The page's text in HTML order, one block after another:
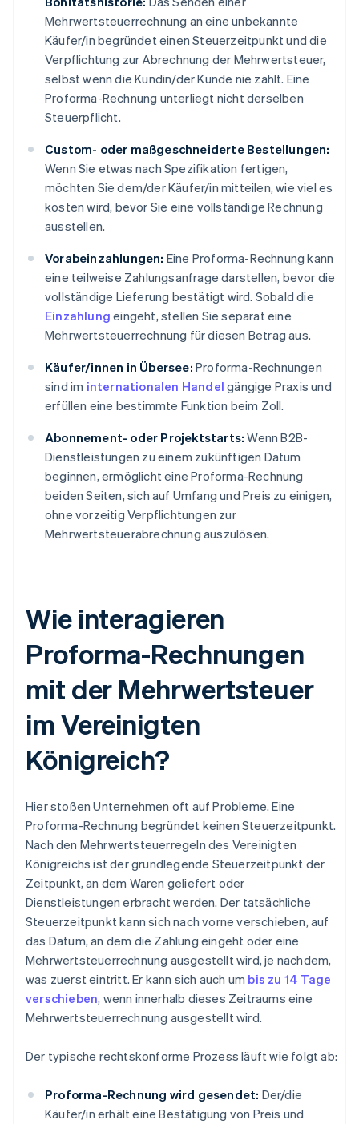
Mehrwertsteuerrechnung an eine unbekannte
Käufer/in begründet einen Steuerzeitpunkt und die
Verpflichtung zur Abrechnung der Mehrwertsteuer,
selbst wenn die Kundin/der Kunde nie zahlt. Eine
Proforma-Rechnung unterliegt nicht derselben
Steuerpflicht.
Custom- oder maßgeschneiderte Bestellungen:
Wenn Sie etwas nach Spezifikation fertigen,
möchten Sie dem/der Käufer/in mitteilen, wie viel es
kosten wird, bevor Sie eine vollständige Rechnung
ausstellen.
Vorabeinzahlungen: Eine Proforma-Rechnung kann
eine teilweise Zahlungsanfrage darstellen, bevor die
vollständige Lieferung bestätigt wird. Sobald die
Einzahlung eingeht, stellen Sie separat eine
Mehrwertsteuerrechnung für diesen Betrag aus.
Käufer/innen in Übersee: Proforma-Rechnungen
sind im internationalen Handel gängige Praxis und
erfüllen eine bestimmte Funktion beim Zoll.
Abonnement- oder Projektstarts: Wenn B2B-
Dienstleistungen zu einem zukünftigen Datum
beginnen, ermöglicht eine Proforma-Rechnung
beiden Seiten, sich auf Umfang und Preis zu einigen,
ohne vorzeitig Verpflichtungen zur
Mehrwertsteuerabrechnung auszulösen.
Wie interagieren
Proforma-Rechnungen
mit der Mehrwertsteuer
im Vereinigten
Königreich?
Hier stoßen Unternehmen oft auf Probleme. Eine
Proforma-Rechnung begründet keinen Steuerzeitpunkt.
Nach den Mehrwertsteuerregeln des Vereinigten
Königreichs ist der grundlegende Steuerzeitpunkt der
Zeitpunkt, an dem Waren geliefert oder
Dienstleistungen erbracht werden. Der tatsächliche
Steuerzeitpunkt kann sich nach vorne verschieben, auf
das Datum, an dem die Zahlung eingeht oder eine
Mehrwertsteuerrechnung ausgestellt wird, je nachdem,
was zuerst eintritt. Er kann sich auch um bis zu 14 Tage
verschieben, wenn innerhalb dieses Zeitraums eine
Mehrwertsteuerrechnung ausgestellt wird.
Der typische rechtskonforme Prozess läuft wie folgt ab:
Proforma-Rechnung wird gesendet: Der/die
Käufer/in erhält eine Bestätigung von Preis und